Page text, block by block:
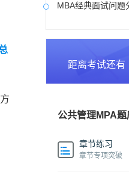
MBA经典面试问题
2017-2025近九年
考研英语（二）试
2027写作备考攻略
距离考试还有
公共管理MPA题
章节练习
章节专项突破